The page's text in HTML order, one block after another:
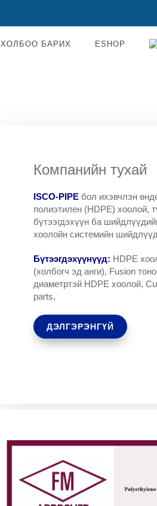
ХОЛБОО БАРИХ ESHOP
Компанийн тухай
ISCO-PIPE бол ихэвчлэн
полиэтилен (HDPE) хоолой,
бүтээгдэхүүн ба
хоолойн системийн
Бүтээгдэхүүнүүд: HDPE
(холбогч эд анги), Fusion
диаметртэй HDPE хоолой,
parts,
ДЭЛГЭРЭНГҮЙ